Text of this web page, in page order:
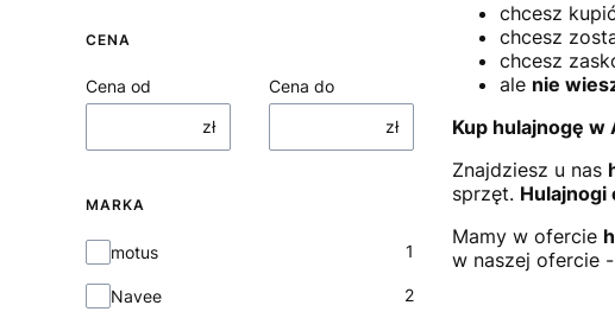
CENA
Cena od
zł
Cena do
zł
MARKA
Marka
motus 1
Navee 2
chcesz
chcesz
chcesz
ale nie
Kup hulajnogę
Znajdziesz u nas
sprzęt. Hulajnogi
Mamy w ofercie
w naszej ofercie -